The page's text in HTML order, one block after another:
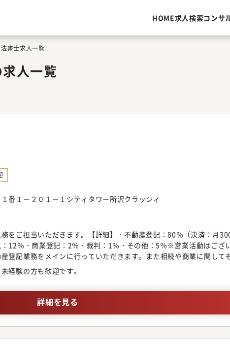
HOME求人検索コンサ
書士求人一覧
人一覧
番１－２０１－１シティタワー所沢クラッシィ
をご担当いただきます。【詳細】・不動産登記：80％（決済：月
12％・商業登記：2％・裁判：1％・その他：5％※営業活動はござ
登記業務をメインに行っていただきます。また相続や商業に関して
総合的に成長できる業務分配をいたします。【クライアント】西武沿
会社、他士業、全国大手仲介会社、金融機関など。取引は多数。多岐
アントの方と接することができます。【キャリアの選択】ご希望に
能です。・社員司法書士・パートナー司法書士・使用人司法書士【入
経験の方も歓迎です。
詳細を見る